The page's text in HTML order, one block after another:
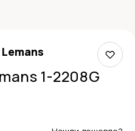
1-2208G